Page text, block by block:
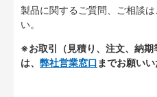
製品に関するご質問、ご相談
い。
※お取引（見積り、注文、納
は、 弊社営業窓口 までお願いい